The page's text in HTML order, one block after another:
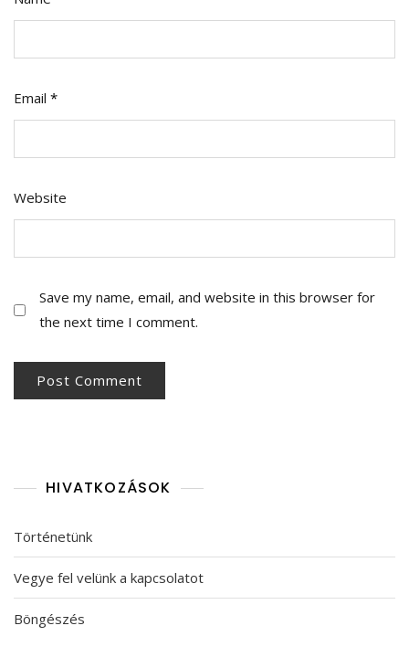
Email *
Website
Save my name, email, and website in this browser for
the next time I comment.
HIVATKOZÁSOK
Történetünk
Vegye fel velünk a kapcsolatot
Böngészés